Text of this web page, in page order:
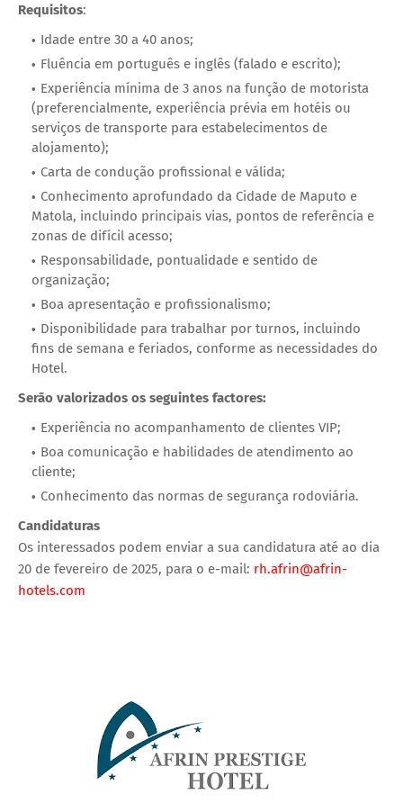
Requisitos:
Idade entre 30 a 40 anos;
Fluência em português e inglês (falado e escrito);
Experiência mínima de 3 anos na função de motorista
(preferencialmente, experiência prévia em hotéis ou
serviços de transporte para estabelecimentos de
alojamento);
Carta de condução profissional e válida;
Conhecimento aprofundado da Cidade de Maputo e
Matola, incluindo principais vias, pontos de referência e
zonas de difícil acesso;
Responsabilidade, pontualidade e sentido de
organização;
Boa apresentação e profissionalismo;
Disponibilidade para trabalhar por turnos, incluindo
fins de semana e feriados, conforme as necessidades do
Hotel.
Serão valorizados os seguintes factores:
Experiência no acompanhamento de clientes VIP;
Boa comunicação e habilidades de atendimento ao
cliente;
Conhecimento das normas de segurança rodoviária.
Candidaturas
Os interessados podem enviar a sua candidatura até ao dia
20 de fevereiro de 2025, para o e-mail: rh.afrin@afrin-
hotels.com